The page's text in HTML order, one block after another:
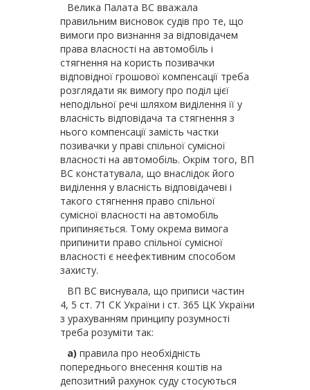
Велика Палата ВС вважала
правильним висновок судів про те, що
вимоги про визнання за відповідачем
права власності на автомобіль і
стягнення на користь позивачки
відповідної грошової компенсації треба
розглядати як вимогу про поділ цієї
неподільної речі шляхом виділення її у
власність відповідача та стягнення з
нього компенсації замість частки
позивачки у праві спільної сумісної
власності на автомобіль. Окрім того, ВП
ВС констатувала, що внаслідок його
виділення у власність відповідачеві і
такого стягнення право спільної
сумісної власності на автомобіль
припиняється. Тому окрема вимога
припинити право спільної сумісної
власності є неефективним способом
захисту.
ВП ВС виснувала, що приписи частин
4, 5 ст. 71 СК України і ст. 365 ЦК України
з урахуванням принципу розумності
треба розуміти так:
а) правила про необхідність
попереднього внесення коштів на
депозитний рахунок суду стосуються